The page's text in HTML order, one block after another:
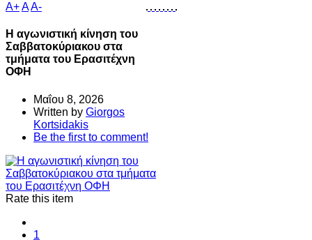
A+AA-
Η αγωνιστική κίνηση του
Σαββατοκύριακου στα
τμήματα του Ερασιτέχνη
ΟΦΗ
Μαΐου 8, 2026
Written by Giorgos
Kortsidakis
Be the first to comment!
Rate this item
1